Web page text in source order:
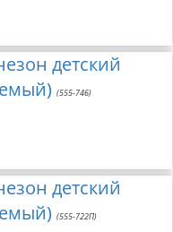
детский
(555-746)
детский
(555-722П)